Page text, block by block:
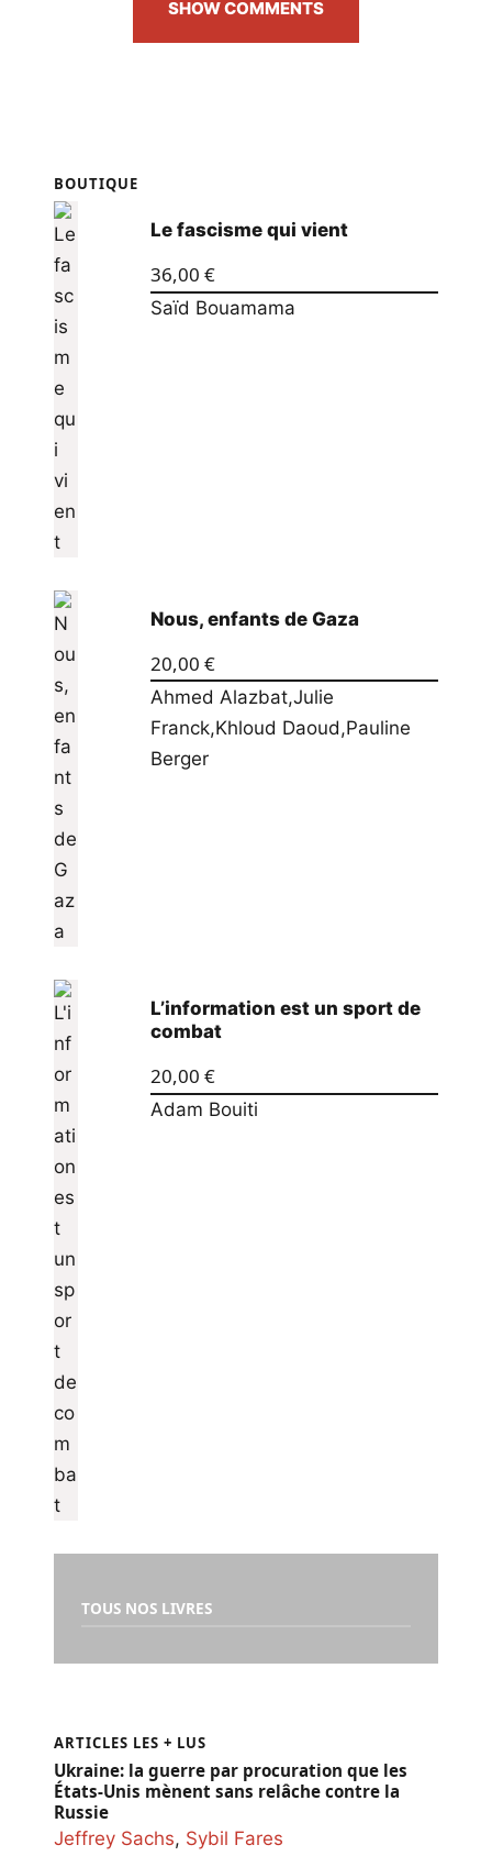
SHOW COMMENTS
BOUTIQUE
Le fascisme qui vient
36,00 €
Saïd Bouamama
Nous, enfants de Gaza
20,00 €
Ahmed Alazbat,Julie
Franck,Khloud Daoud,Pauline
Berger
L’information est un sport de
combat
20,00 €
Adam Bouiti
TOUS NOS LIVRES
ARTICLES LES + LUS
Ukraine: la guerre par procuration que les
États-Unis mènent sans relâche contre la
Russie
Jeffrey Sachs, Sybil Fares